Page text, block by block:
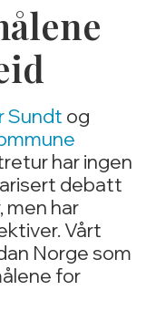
Sundt og
har ingen
debatt
har
Vårt
Norge som
for